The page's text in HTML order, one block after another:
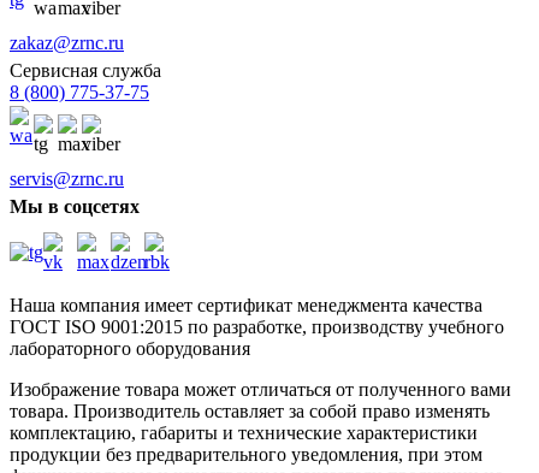
zakaz@zrnc.ru
Сервисная служба
8 (800) 775-37-75
servis@zrnc.ru
Мы в соцсетях
Наша компания имеет сертификат менеджмента качества
ГОСТ ISO 9001:2015 по разработке, производству учебного
лабораторного оборудования
Изображение товара может отличаться от полученного вами
товара. Производитель оставляет за собой право изменять
комплектацию, габариты и технические характеристики
продукции без предварительного уведомления, при этом